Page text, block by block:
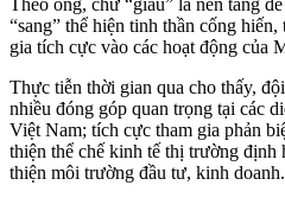
“sang” thể hiện tinh thần cống
gia tích cực vào các hoạt động của
Thực tiễn thời gian qua cho thấy,
nhiều đóng góp quan trọng tại các
Việt Nam; tích cực tham gia phản
thiện thể chế kinh tế thị trường định
thiện môi trường đầu tư, kinh doanh.